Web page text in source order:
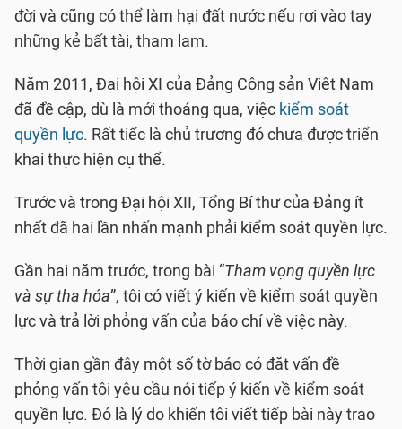
đời và cũng có thể làm hại đất nước nếu rơi vào tay
những kẻ bất tài, tham lam.
Năm 2011, Đại hội XI của Đảng Cộng sản Việt Nam
đã đề cập, dù là mới thoáng qua, việc kiểm soát
quyền lực. Rất tiếc là chủ trương đó chưa được triển
khai thực hiện cụ thể.
Trước và trong Đại hội XII, Tổng Bí thư của Đảng ít
nhất đã hai lần nhấn mạnh phải kiểm soát quyền lực.
Gần hai năm trước, trong bài “Tham vọng quyền lực
và sự tha hóa”, tôi có viết ý kiến về kiểm soát quyền
lực và trả lời phỏng vấn của báo chí về việc này.
Thời gian gần đây một số tờ báo có đặt vấn đề
phỏng vấn tôi yêu cầu nói tiếp ý kiến về kiểm soát
quyền lực. Đó là lý do khiến tôi viết tiếp bài này trao